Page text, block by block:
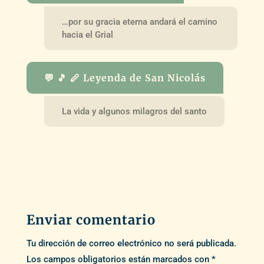
…por su gracia eterna andará el camino
hacia el Grial
💬 🎵 🪈 Leyenda de San Nicolás
La vida y algunos milagros del santo
Enviar comentario
Tu dirección de correo electrónico no será publicada.
Los campos obligatorios están marcados con *